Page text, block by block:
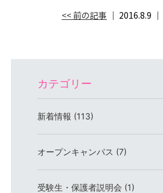
<< 前の記事 │ 2016.8.9 │
カテゴリー
新着情報 (113)
オープンキャンパス (7)
受験生・保護者説明会 (1)